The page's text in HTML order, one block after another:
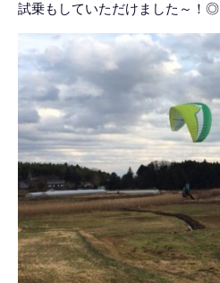
試乗もしていただけました～！◎